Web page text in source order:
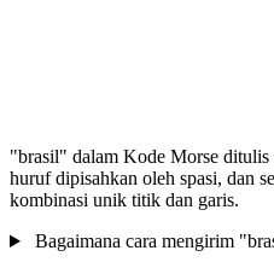
"brasil" dalam Kode Morse ditulis
huruf dipisahkan oleh spasi, dan
kombinasi unik titik dan garis.
Bagaimana cara mengirim